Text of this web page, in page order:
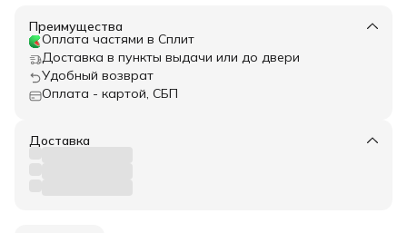
Преимущества
Оплата частями в Сплит
Доставка в пункты выдачи или до двери
Удобный возврат
Оплата - картой, СБП
Доставка